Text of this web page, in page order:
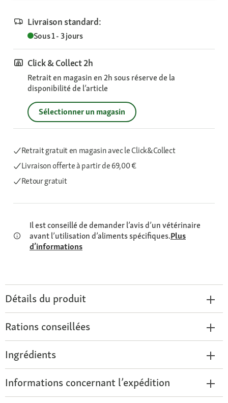
Livraison standard:
Sous 1 - 3 jours
Click & Collect 2h
Retrait en magasin en 2h sous réserve de la
disponibilité de l’article
Sélectionner un magasin
Retrait gratuit en magasin avec le Click&Collect
Livraison offerteà partir de 69,00 €
Retour gratuit
Il est conseillé de demander l’avis d’un vétérinaire
avant l’utilisation d’aliments spécifiques.Plus
d’informations
Détails du produit
Rations conseillées
Ingrédients
Informations concernant l’expédition